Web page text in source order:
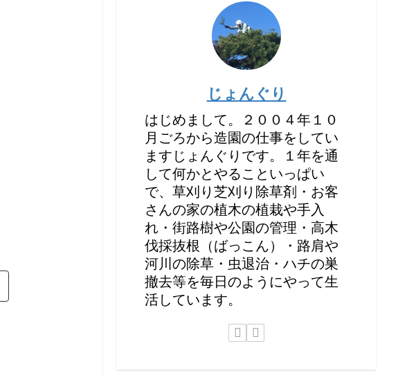
じょんぐり
はじめまして。２００４年１０
月ごろから造園の仕事をしてい
ますじょんぐりです。１年を通
して何かとやることいっぱい
で、草刈り芝刈り除草剤・お客
さんの家の植木の植栽や手入
れ・街路樹や公園の管理・高木
伐採抜根（ばっこん）・路肩や
河川の除草・虫退治・ハチの巣
撤去等を毎日のようにやって生
活しています。